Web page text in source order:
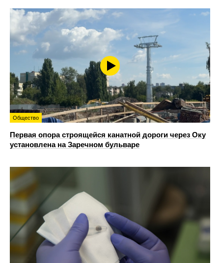
Общество
Первая опора строящейся канатной дороги через Оку
установлена на Заречном бульваре